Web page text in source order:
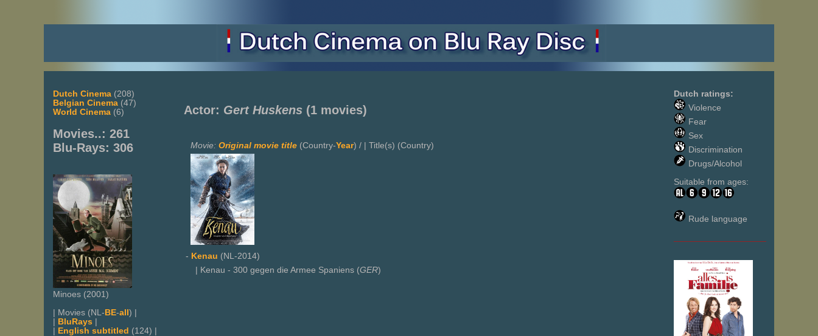
Dutch Cinema (208)
Belgian Cinema (47)
World Cinema (6)
Movies..: 261
Blu-Rays: 306
Minoes (2001)
| Movies (NL-BE-all) |
| BluRays |
| English subtitled (124) |
Dutch ratings:
Violence
Fear
Sex
Discrimination
Drugs/Alcohol
Suitable from ages:
Rude language
Actor: Gert Huskens (1 movies)
Movie: Original movie title (Country-Year) / | Title(s) (Country)
- Kenau (NL-2014)
| Kenau - 300 gegen die Armee Spaniens (GER)